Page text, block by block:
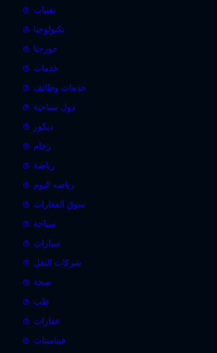
تقنيات
تكنولوجيا
جورجيا
خدمات
خدمات وظائف
دول سياحية
ديكور
رخام
رياضة
رياضه اليوم
سوق العقارات
سياحة
سيارات
شركات النقل
صحة
طب
عقارات
فيتامينات